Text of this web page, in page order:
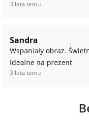
3 lata temu
Sandra
Wspaniały obraz.
Idealne na prezent
3 lata temu